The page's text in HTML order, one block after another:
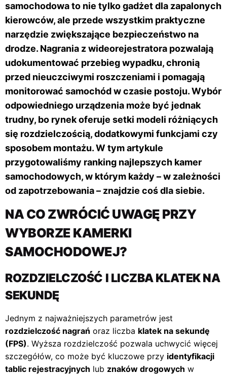
samochodowa to nie tylko gadżet dla zapalonych
kierowców, ale przede wszystkim praktyczne
narzędzie zwiększające bezpieczeństwo na
drodze. Nagrania z wideorejestratora pozwalają
udokumentować przebieg wypadku, chronią
przed nieuczciwymi roszczeniami i pomagają
monitorować samochód w czasie postoju. Wybór
odpowiedniego urządzenia może być jednak
trudny, bo rynek oferuje setki modeli różniących
się rozdzielczością, dodatkowymi funkcjami czy
sposobem montażu. W tym artykule
przygotowaliśmy ranking najlepszych kamer
samochodowych, w którym każdy – w zależności
od zapotrzebowania – znajdzie coś dla siebie.
NA CO ZWRÓCIĆ UWAGĘ PRZY
WYBORZE KAMERKI
SAMOCHODOWEJ?
ROZDZIELCZOŚĆ I LICZBA KLATEK NA
SEKUNDĘ
Jednym z najważniejszych parametrów jest
rozdzielczość nagrań oraz liczba klatek na sekundę
(FPS). Wyższa rozdzielczość pozwala uchwycić więcej
szczegółów, co może być kluczowe przy identyfikacji
tablic rejestracyjnych lub znaków drogowych w